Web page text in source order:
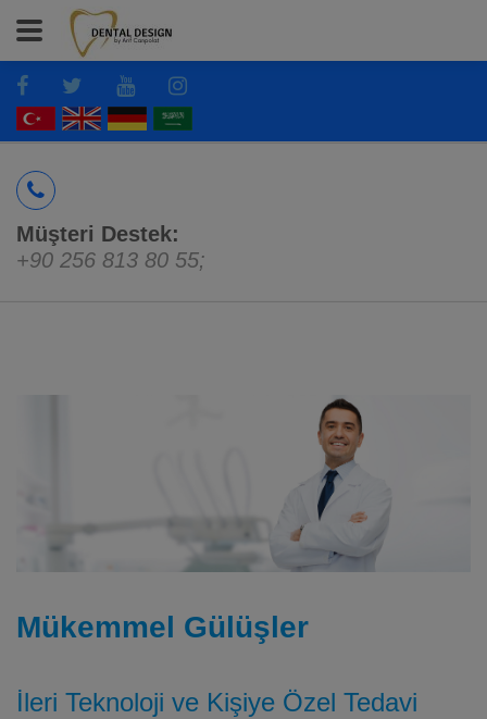
Müşteri Destek:
+90 256 813 80 55;
Mükemmel Gülüşler
İleri Teknoloji ve Kişiye Özel Tedavi